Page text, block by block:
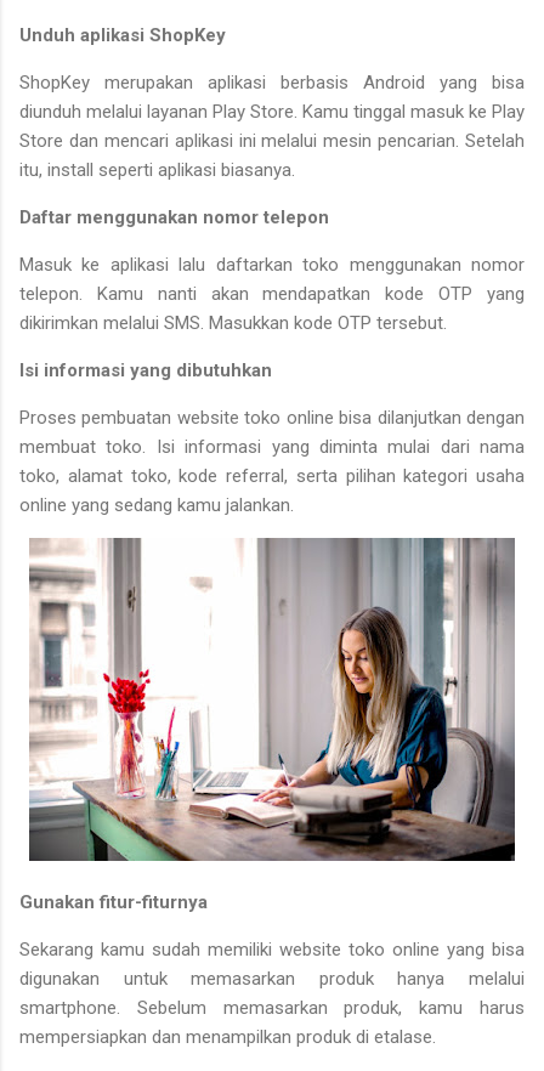
Unduh aplikasi ShopKey
ShopKey merupakan aplikasi berbasis Android yang bisa
diunduh melalui layanan Play Store. Kamu tinggal masuk ke Play
Store dan mencari aplikasi ini melalui mesin pencarian. Setelah
itu, install seperti aplikasi biasanya.
Daftar menggunakan nomor telepon
Masuk ke aplikasi lalu daftarkan toko menggunakan nomor
telepon. Kamu nanti akan mendapatkan kode OTP yang
dikirimkan melalui SMS. Masukkan kode OTP tersebut.
Isi informasi yang dibutuhkan
Proses pembuatan website toko online bisa dilanjutkan dengan
membuat toko. Isi informasi yang diminta mulai dari nama
toko, alamat toko, kode referral, serta pilihan kategori usaha
online yang sedang kamu jalankan.
Gunakan fitur-fiturnya
Sekarang kamu sudah memiliki website toko online yang bisa
digunakan untuk memasarkan produk hanya melalui
smartphone. Sebelum memasarkan produk, kamu harus
mempersiapkan dan menampilkan produk di etalase.